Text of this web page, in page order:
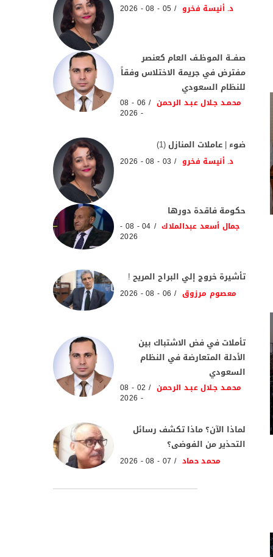
د. أنيسة فخرو 05 - 08 - 2026
صفــة الموظـف العام كعنصر
مفترض في جريمة الاختلاس وفقاً
للنظام السعودي
محمـد جـلال عبـد الرحمن 06 - 08
- 2026
ضوء | عاملات المنازل (1)
د. أنيسة فخرو 03 - 08 - 2026
حكومة فاقدة دورها
جمال أسعد عبدالملاك 04 - 08 -
2026
تأشيرة خروج إلي البراح المريح !
معصوم مرزوق 06 - 08 - 2026
تأملات في فض الاشتباك بين
الأدلة المتعارضة في النظام
السعودي
محمـد جـلال عبـد الرحمن 02 - 08
- 2026
لماذا الآن؟ ماذا تكشف رسائل
التحذير من الفوضى؟
محمد حماد 07 - 08 - 2026